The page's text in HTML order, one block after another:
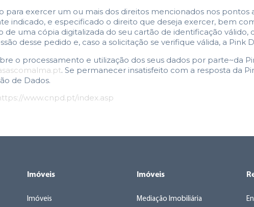
para exercer um ou mais dos direitos mencionados nos
indicado, e especificado o direito que deseja exercer, bem
de uma cópia digitalizada do seu cartão de identificação
desse pedido e, caso a solicitação se verifique válida, a Pink
o processamento e utilização dos seus dados por parte~da
. Se permanecer insatisfeito com a resposta da
de Dados.
www.cnpd.pt/index.asp
Imóveis
Imóveis
Imóveis
Mediação Imobiliária